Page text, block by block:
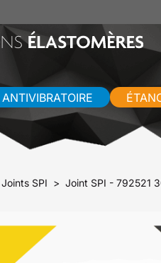
ANTIVIBRATOIRE
Joints SPI Joint SPI - 792521